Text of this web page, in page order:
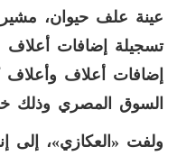
إضافات أعلاف وأعلاف
السوق المصري وذلك
ولفت «العكازي»، إلى